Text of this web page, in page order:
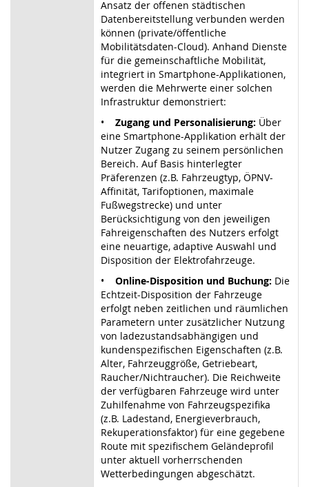
Ansatz der offenen städtischen
Datenbereitstellung verbunden werden
können (private/öffentliche
Mobilitätsdaten-Cloud). Anhand Dienste
für die gemeinschaftliche Mobilität,
integriert in Smartphone-Applikationen,
werden die Mehrwerte einer solchen
Infrastruktur demonstriert:
• Zugang und Personalisierung: Über
eine Smartphone-Applikation erhält der
Nutzer Zugang zu seinem persönlichen
Bereich. Auf Basis hinterlegter
Präferenzen (z.B. Fahrzeugtyp, ÖPNV-
Affinität, Tarifoptionen, maximale
Fußwegstrecke) und unter
Berücksichtigung von den jeweiligen
Fahreigenschaften des Nutzers erfolgt
eine neuartige, adaptive Auswahl und
Disposition der Elektrofahrzeuge.
•
Online-Disposition und Buchung: Die
Echtzeit-Disposition der Fahrzeuge
erfolgt neben zeitlichen und räumlichen
Parametern unter zusätzlicher Nutzung
von ladezustandsabhängigen und
kundenspezifischen Eigenschaften (z.B.
Alter, Fahrzeuggröße, Getriebeart,
Raucher/Nichtraucher). Die Reichweite
der verfügbaren Fahrzeuge wird unter
Zuhilfenahme von Fahrzeugspezifika
(z.B. Ladestand, Energieverbrauch,
Rekuperationsfaktor) für eine gegebene
Route mit spezifischem Geländeprofil
unter aktuell vorherrschenden
Wetterbedingungen abgeschätzt.